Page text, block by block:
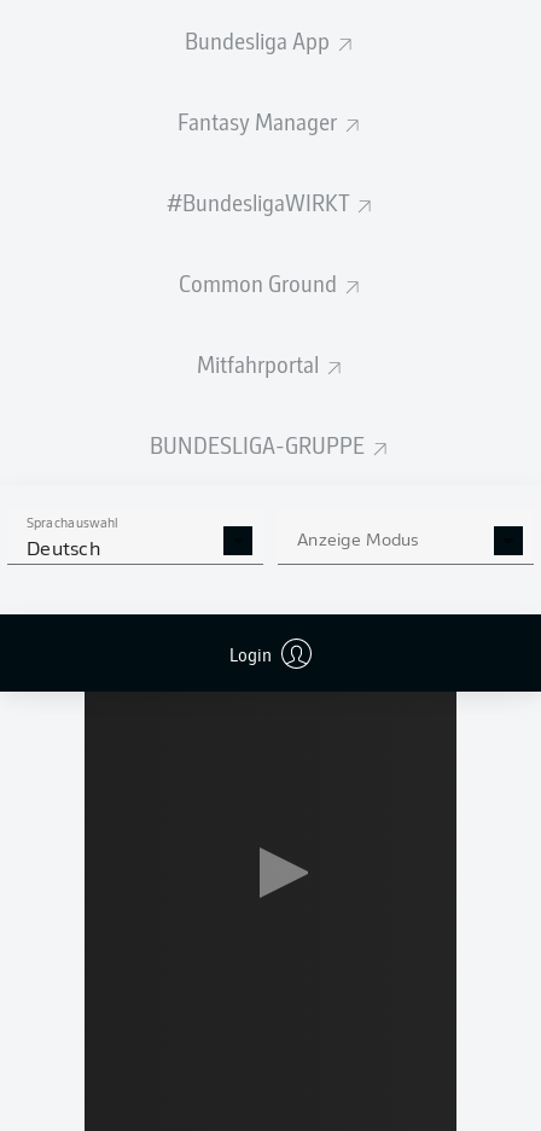
Bundesliga App
Fantasy Manager
#BundesligaWIRKT
Common Ground
Mitfahrportal
BUNDESLIGA-GRUPPE
Sprachauswahl
Deutsch Anzeige Modus
Login
Frenkert in Führung und hat lange Kontrolle, verpasst es
Partie mit einem Traumfreistoß von Batista Meier. Trotz